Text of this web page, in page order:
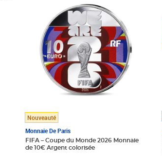
Nouveauté
Monnaie De Paris
FIFA – Coupe du Monde 2026 Monnaie
de 10€ Argent colorisée